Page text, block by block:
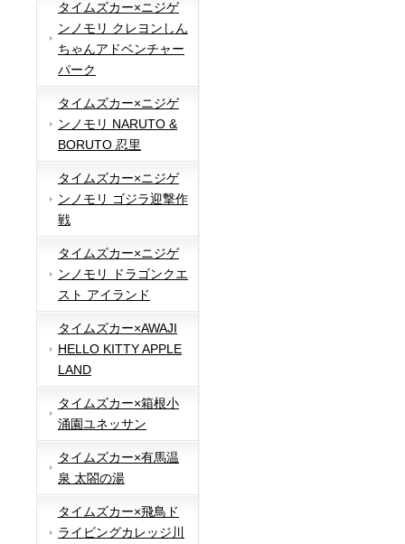
タイムズカー×ニジゲ
ンノモリ クレヨンしん
ちゃんアドベンチャー
パーク
タイムズカー×ニジゲ
ンノモリ NARUTO &
BORUTO 忍里
タイムズカー×ニジゲ
ンノモリ ゴジラ迎撃作
戦
タイムズカー×ニジゲ
ンノモリ ドラゴンクエ
スト アイランド
タイムズカー×AWAJI
HELLO KITTY APPLE
LAND
タイムズカー×箱根小
涌園ユネッサン
タイムズカー×有馬温
泉 太閤の湯
タイムズカー×飛鳥ド
ライビングカレッジ川